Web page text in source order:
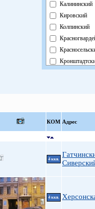
Калининский
Кировский
Колпинский
Павловский
Приморский
Пушкинский
КOМ Адрес
4 ккв.
4 ккв.